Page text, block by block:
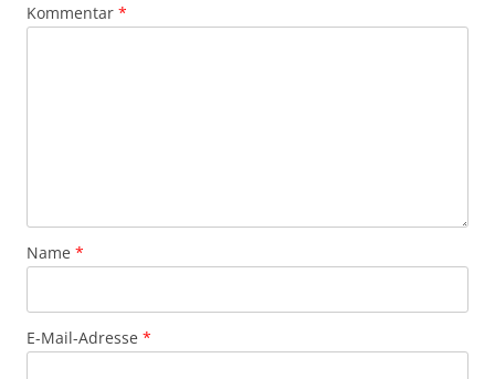
Kommentar *
Name *
E-Mail-Adresse *